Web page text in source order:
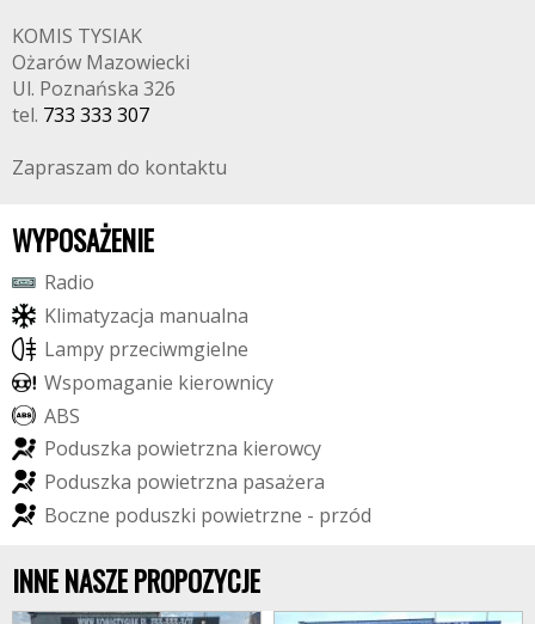
KOMIS TYSIAK
Ożarów Mazowiecki
Ul. Poznańska 326
tel. 733 333 307
Zapraszam do kontaktu
WYPOSAŻENIE
Radio
Klimatyzacja manualna
Lampy przeciwmgielne
Wspomaganie kierownicy
ABS
Poduszka powietrzna kierowcy
Poduszka powietrzna pasażera
Boczne poduszki powietrzne - przód
INNE NASZE PROPOZYCJE